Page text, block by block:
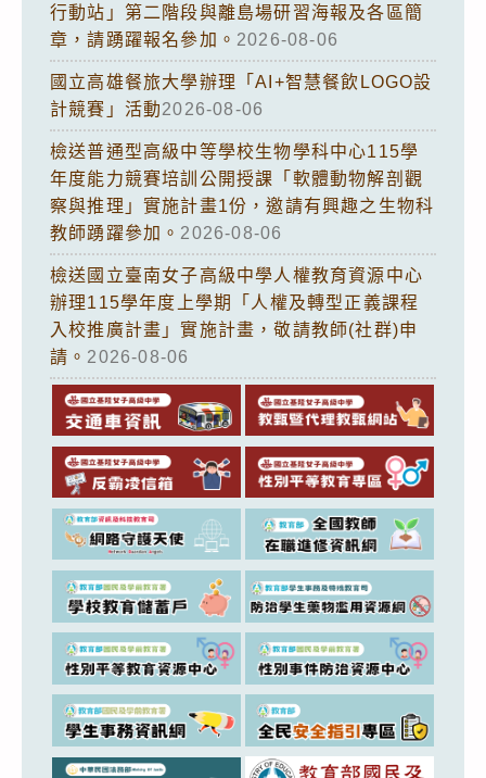
行動站」第二階段與離島場研習海報及各區簡
章，請踴躍報名參加。 2026-08-06
國立高雄餐旅大學辦理「AI+智慧餐飲LOGO設
計競賽」活動2026-08-06
檢送普通型高級中等學校生物學科中心115學
年度能力競賽培訓公開授課「軟體動物解剖觀
察與推理」實施計畫1份，邀請有興趣之生物科
教師踴躍參加。 2026-08-06
檢送國立臺南女子高級中學人權教育資源中心
辦理115學年度上學期「人權及轉型正義課程
入校推廣計畫」實施計畫，敬請教師(社群)申
請。 2026-08-06